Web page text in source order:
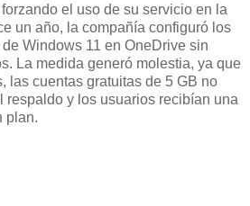
el uso de su servicio en la
un año, la compañía configuró los
Windows 11 en OneDrive sin
La medida generó molestia, ya que
las cuentas gratuitas de 5 GB no
respaldo y los usuarios recibían una
plan.